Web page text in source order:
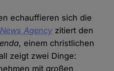
echauffieren sich die
Agency zitiert den
, einem christlichen
zeigt zwei Dinge:
mit großen